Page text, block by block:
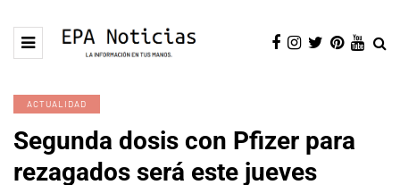
ACTUALIDAD
Segunda dosis con Pfizer para
rezagados será este jueves